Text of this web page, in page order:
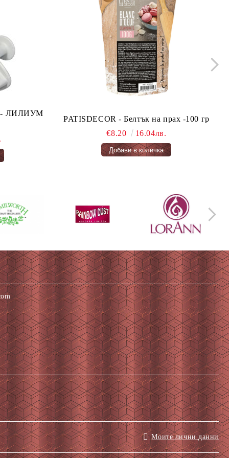
- ЛИЛИУМ
PATISDECOR - Белтък на прах -100 гр
€8.20
16.04лв.
Моите лични данни